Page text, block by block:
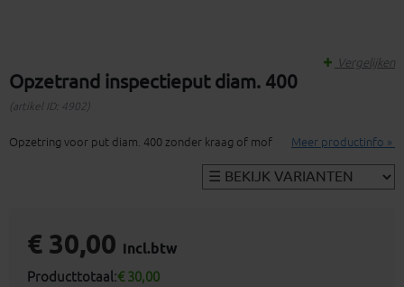
Opzetrand inspectieput diam. 400
(artikel ID: 4902)
Vergelijken
Opzetring voor put diam. 400 zonder kraag of mof Meer productinfo »
€ 30,00 incl.btw
Producttotaal:€ 30,00